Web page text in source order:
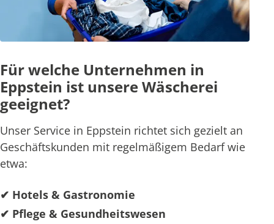
Für welche Unternehmen in
Eppstein ist unsere Wäscherei
geeignet?
Unser Service in Eppstein richtet sich gezielt an
Geschäftskunden mit regelmäßigem Bedarf wie
etwa:
✔ Hotels & Gastronomie
✔ Pflege & Gesundheitswesen